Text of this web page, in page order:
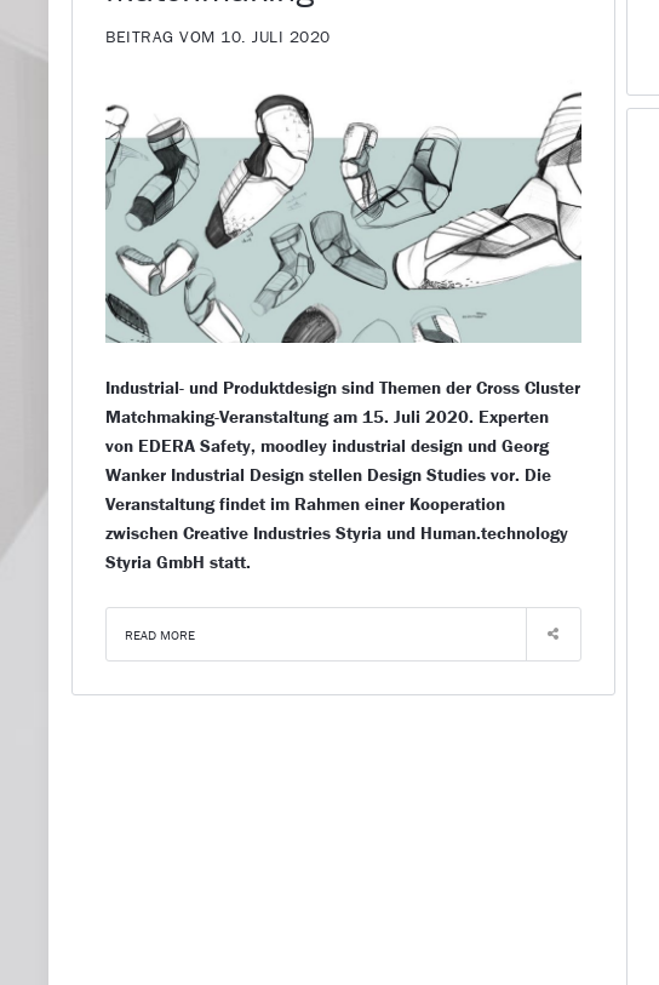
BEITRAG VOM 10. JULI 2020
Industrial- und Produktdesign sind Themen der Cross Cluster
Matchmaking-Veranstaltung am 15. Juli 2020. Experten
von EDERA Safety, moodley industrial design und Georg
Wanker Industrial Design stellen Design Studies vor. Die
Veranstaltung findet im Rahmen einer Kooperation
zwischen Creative Industries Styria und Human.technology
Styria GmbH statt.
READ MORE